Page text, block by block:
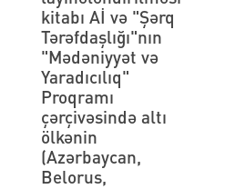
kitabı Aİ və "Şərq
Tərəfdaşlığı"nın
"Mədəniyyət və
Yaradıcılıq"
Proqramı
çərçivəsində altı
ölkənin
(Azərbaycan,
Belorus,